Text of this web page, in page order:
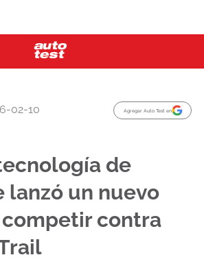
02-10 Agregar Auto Test en
de
lanzó un nuevo
competir contra